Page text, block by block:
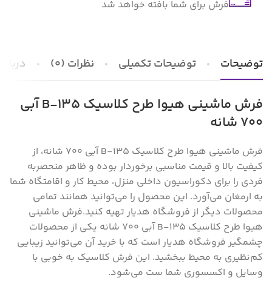
فرش برای شما بافته خواهد شد
توضیحات توضیحات تکمیلی نظرات (0)
فرش ماشینی هیوا طرح کلاسیک B-135 آبی
۷۰۰ شانه
فرش ماشینی هیوا طرح کلاسیک B-135 آبی ۷۰۰ شانه، از
کیفیت بالا و قیمت مناسبی برخوردار بوده و ظاهر منحصر‌به
فردی را برای دکوراسیون داخلی منزل‌، محیط کار و اقامتگاه شما
به ارمغان می‌آورد. این محصول را می‌توانید همانند تمامی
محصولات دیگر از فروشگاه هدیار تهیه کنید.فرش ماشینی
هیوا طرح کلاسیک B-135 آبی ۷۰۰ شانه یکی از محصولات
چشمگیر فروشگاه هدیار است که با خرید آن می‌توانید زیبایی
کم‌نظیری به محیط ببخشید. این فرش کلاسیک به خوبی با
وسایل و اکسسوری شما ست می‌شود.